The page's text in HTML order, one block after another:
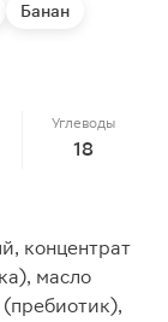
Банан
Углеводы
18
концентрат
масло